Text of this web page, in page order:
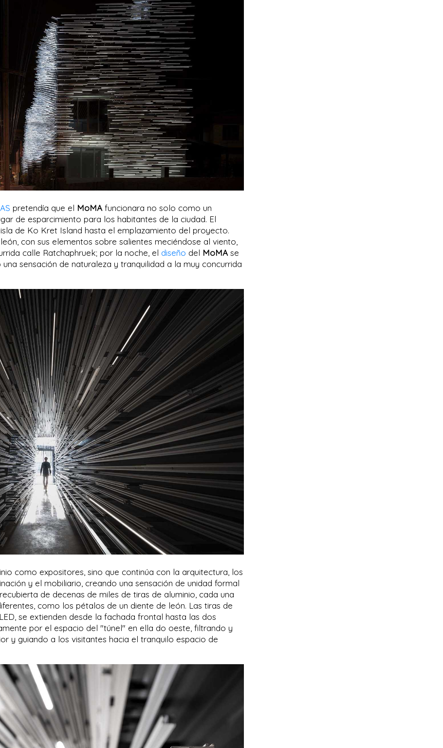
pretendía que el MoMA funcionara no solo como un
de esparcimiento para los habitantes de la ciudad. El
de Ko Kret Island hasta el emplazamiento del proyecto.
con sus elementos sobre salientes meciéndose al viento,
calle Ratchaphruek; por la noche, el diseño del MoMA se
sensación de naturaleza y tranquilidad a la muy concurrida
como expositores, sino que continúa con la arquitectura, los
y el mobiliario, creando una sensación de unidad formal
de decenas de miles de tiras de aluminio, cada una
como los pétalos de un diente de león. Las tiras de
se extienden desde la fachada frontal hasta las dos
por el espacio del "túnel" en ella do oeste, filtrando y
y guiando a los visitantes hacia el tranquilo espacio de